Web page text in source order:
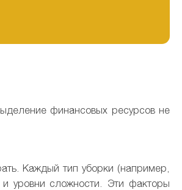
финансовых ресурсов не
Каждый тип уборки (например,
уровни сложности. Эти факторы